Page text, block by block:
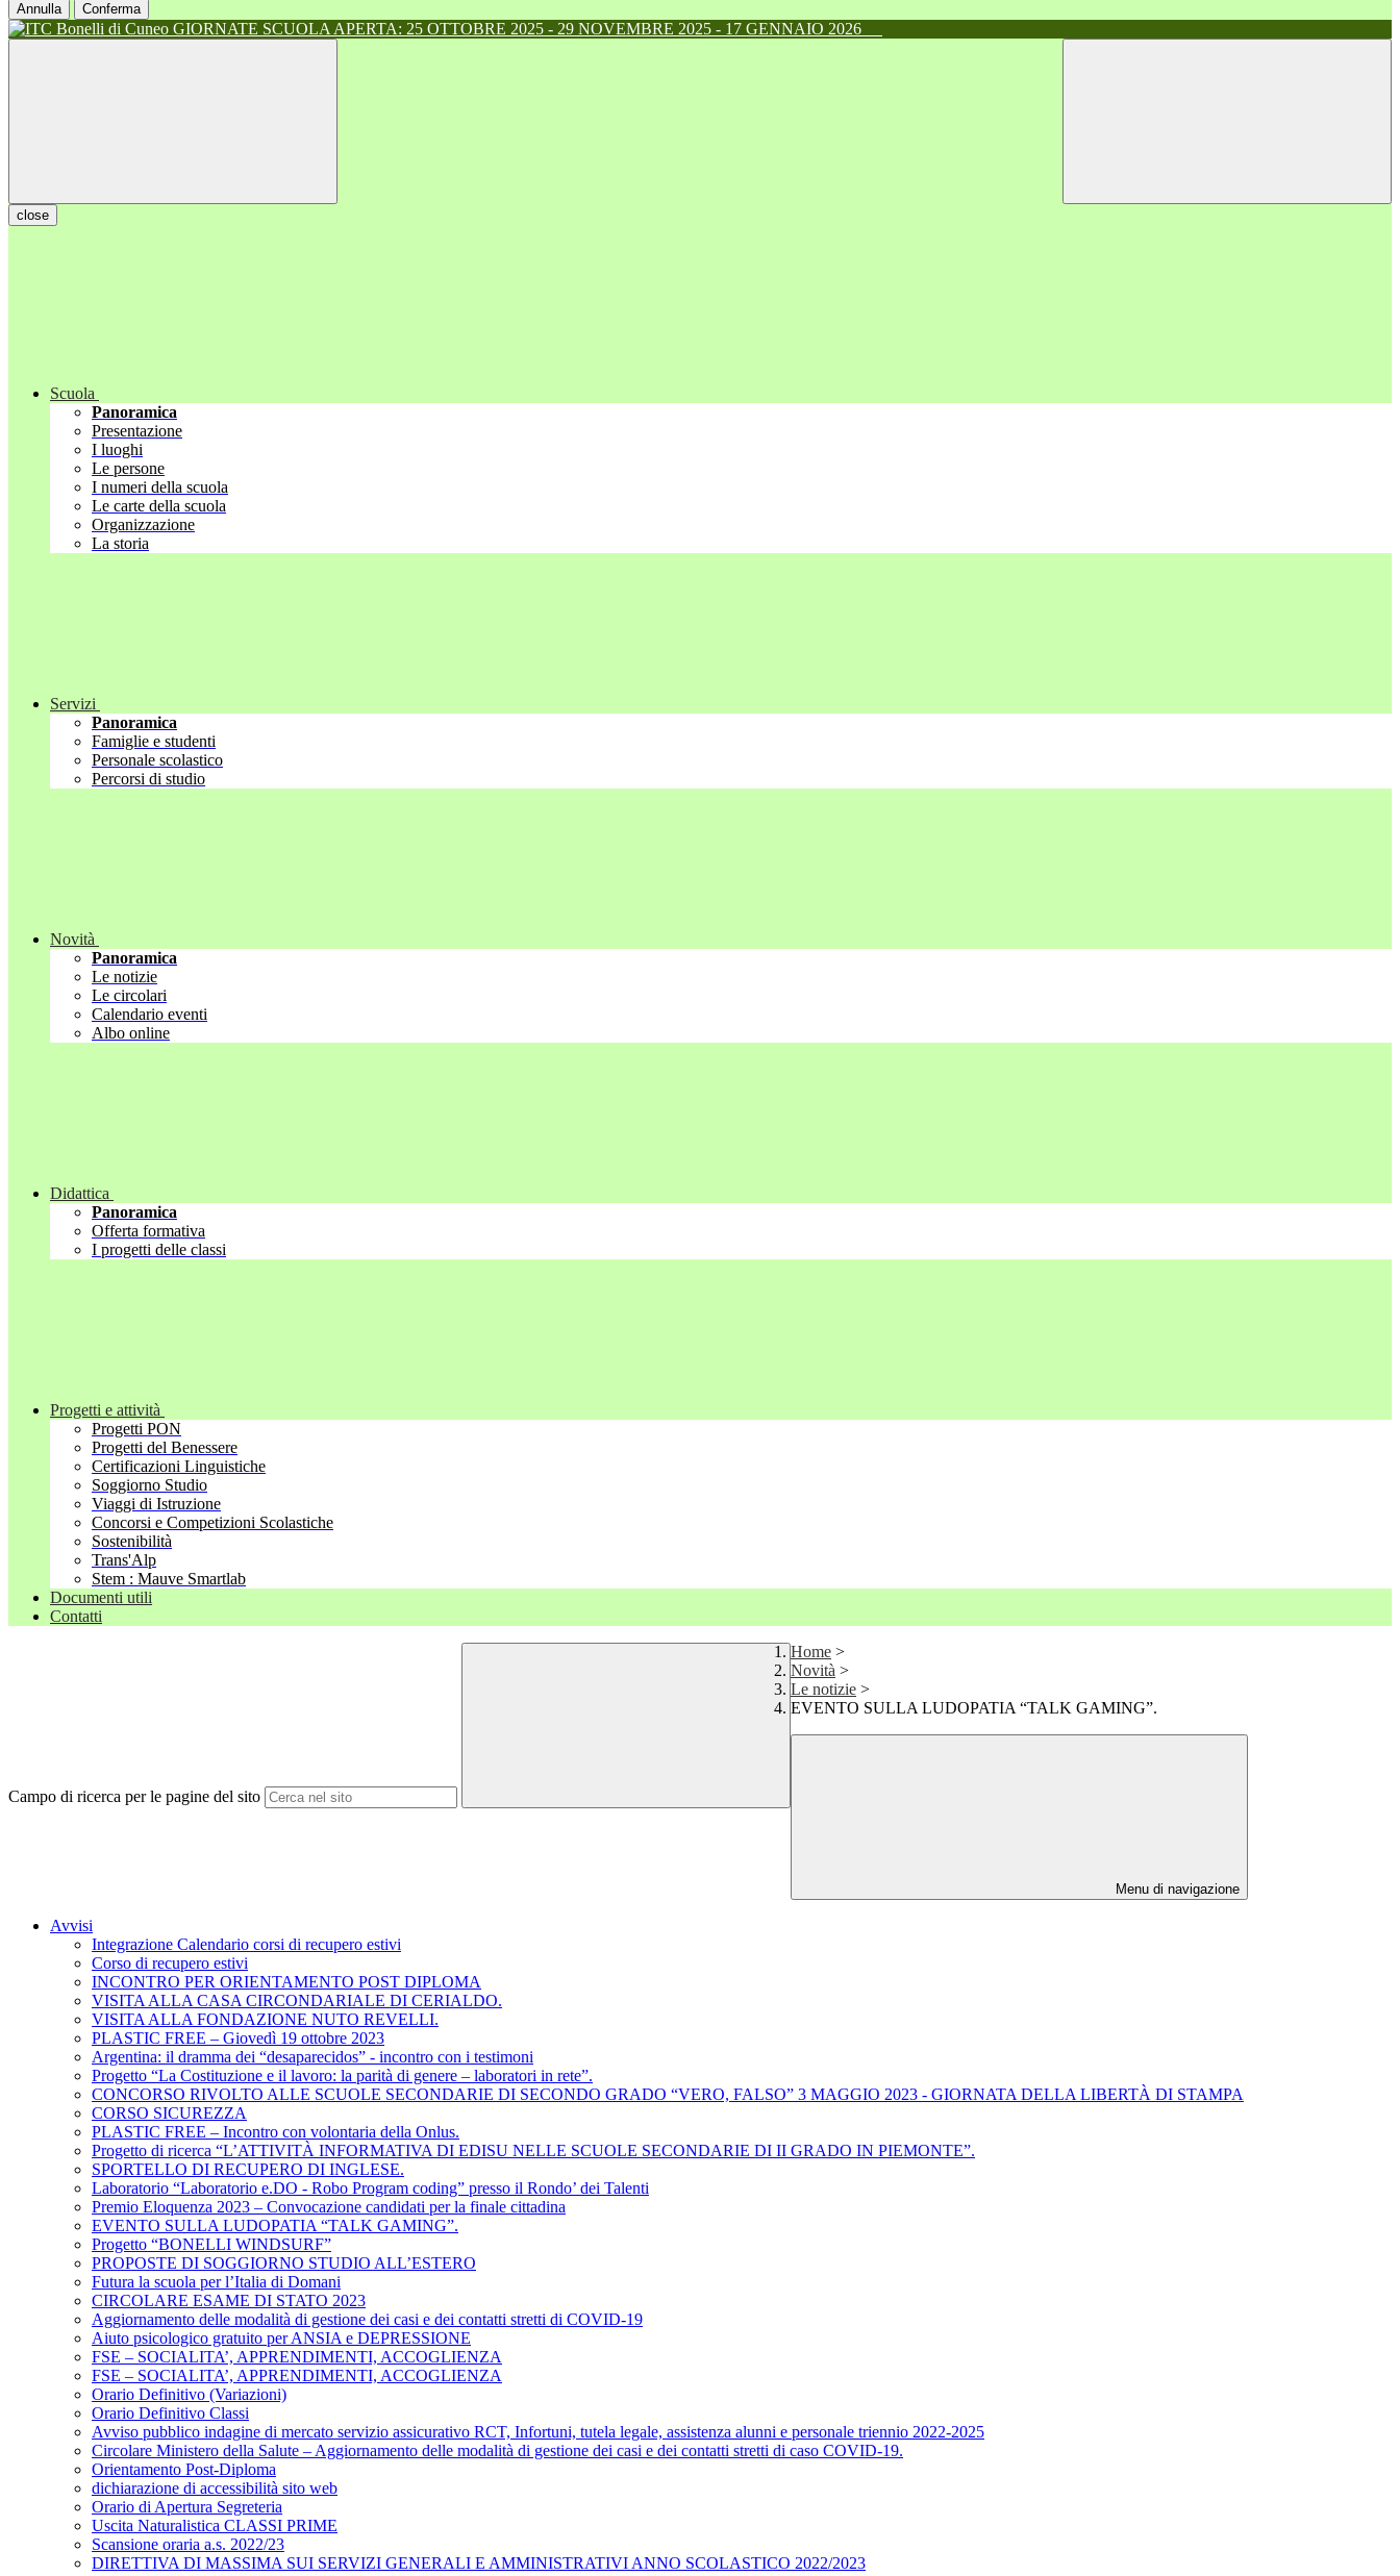
Annulla Conferma
GIORNATE SCUOLA APERTA: 25 OTTOBRE 2025 - 29 NOVEMBRE 2025 - 17 GENNAIO 2026
close
Scuola
Panoramica
Presentazione
I luoghi
Le persone
I numeri della scuola
Le carte della scuola
Organizzazione
La storia
Servizi
Panoramica
Famiglie e studenti
Personale scolastico
Percorsi di studio
Novità
Panoramica
Le notizie
Le circolari
Calendario eventi
Albo online
Didattica
Panoramica
Offerta formativa
I progetti delle classi
Progetti e attività
Progetti PON
Progetti del Benessere
Certificazioni Linguistiche
Soggiorno Studio
Viaggi di Istruzione
Concorsi e Competizioni Scolastiche
Sostenibilità
Trans'Alp
Stem : Mauve Smartlab
Documenti utili
Contatti
Campo di ricerca per le pagine del sito
Home >
Novità >
Le notizie >
EVENTO SULLA LUDOPATIA “TALK GAMING”.
Menu di navigazione
Avvisi
Integrazione Calendario corsi di recupero estivi
Corso di recupero estivi
INCONTRO PER ORIENTAMENTO POST DIPLOMA
VISITA ALLA CASA CIRCONDARIALE DI CERIALDO.
VISITA ALLA FONDAZIONE NUTO REVELLI.
PLASTIC FREE – Giovedì 19 ottobre 2023
Argentina: il dramma dei “desaparecidos” - incontro con i testimoni
Progetto “La Costituzione e il lavoro: la parità di genere – laboratori in rete”.
CONCORSO RIVOLTO ALLE SCUOLE SECONDARIE DI SECONDO GRADO “VERO, FALSO” 3 MAGGIO 2023 - GIORNATA DELLA LIBERTÀ DI STAMPA
CORSO SICUREZZA
PLASTIC FREE – Incontro con volontaria della Onlus.
Progetto di ricerca “L’ATTIVITÀ INFORMATIVA DI EDISU NELLE SCUOLE SECONDARIE DI II GRADO IN PIEMONTE”.
SPORTELLO DI RECUPERO DI INGLESE.
Laboratorio “Laboratorio e.DO - Robo Program coding” presso il Rondo’ dei Talenti
Premio Eloquenza 2023 – Convocazione candidati per la finale cittadina
EVENTO SULLA LUDOPATIA “TALK GAMING”.
Progetto “BONELLI WINDSURF”
PROPOSTE DI SOGGIORNO STUDIO ALL’ESTERO
Futura la scuola per l’Italia di Domani
CIRCOLARE ESAME DI STATO 2023
Aggiornamento delle modalità di gestione dei casi e dei contatti stretti di COVID-19
Aiuto psicologico gratuito per ANSIA e DEPRESSIONE
FSE – SOCIALITA’, APPRENDIMENTI, ACCOGLIENZA
FSE – SOCIALITA’, APPRENDIMENTI, ACCOGLIENZA
Orario Definitivo (Variazioni)
Orario Definitivo Classi
Avviso pubblico indagine di mercato servizio assicurativo RCT, Infortuni, tutela legale, assistenza alunni e personale triennio 2022-2025
Circolare Ministero della Salute – Aggiornamento delle modalità di gestione dei casi e dei contatti stretti di caso COVID-19.
Orientamento Post-Diploma
dichiarazione di accessibilità sito web
Orario di Apertura Segreteria
Uscita Naturalistica CLASSI PRIME
Scansione oraria a.s. 2022/23
DIRETTIVA DI MASSIMA SUI SERVIZI GENERALI E AMMINISTRATIVI ANNO SCOLASTICO 2022/2023